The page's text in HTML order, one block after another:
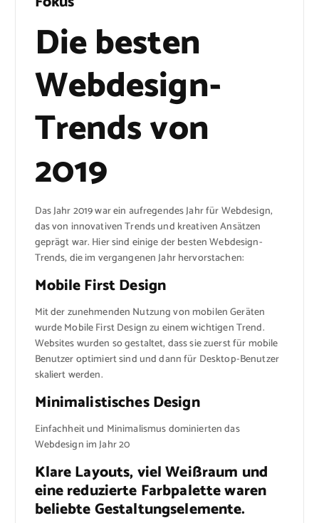
Die besten
Webdesign-
Trends von
2019
Das Jahr 2019 war ein aufregendes Jahr für Webdesign,
das von innovativen Trends und kreativen Ansätzen
geprägt war. Hier sind einige der besten Webdesign-
Trends, die im vergangenen Jahr hervorstachen:
Mobile First Design
Mit der zunehmenden Nutzung von mobilen Geräten
wurde Mobile First Design zu einem wichtigen Trend.
Websites wurden so gestaltet, dass sie zuerst für mobile
Benutzer optimiert sind und dann für Desktop-Benutzer
skaliert werden.
Minimalistisches Design
Einfachheit und Minimalismus dominierten das
Webdesign im Jahr 20
Klare Layouts, viel Weißraum und
eine reduzierte Farbpalette waren
beliebte Gestaltungselemente.